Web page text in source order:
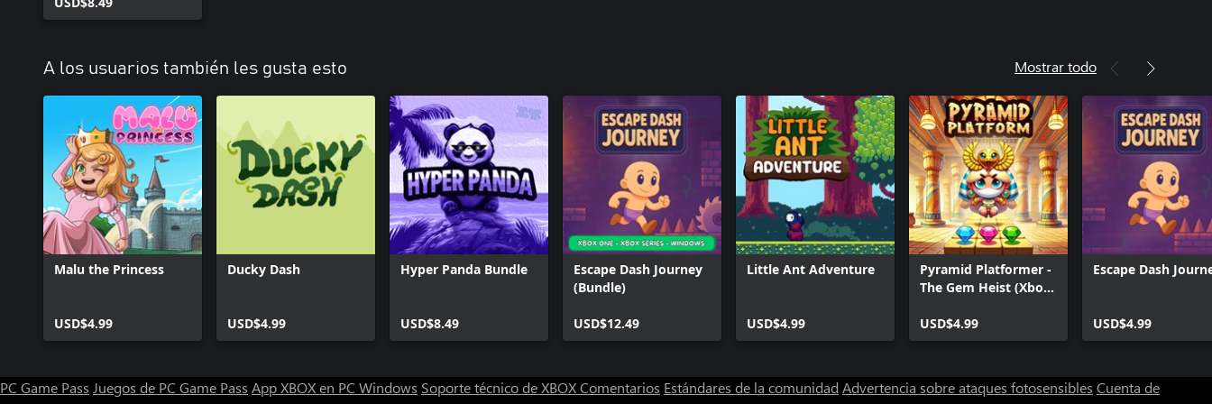
A los usuarios también les gusta esto Mostrar todo
Malu the Princess
USD$4.99
Ducky Dash
USD$4.99
Hyper Panda Bundle
USD$8.49
Escape Dash Journey
(Bundle)
USD$12.49
Little Ant Adventure
USD$4.99
Pyramid Platformer -
The Gem Heist (Xbox
USD$4.99
Escape Dash
USD$4.99
PC Game Pass Juegos de PC Game Pass App XBOX en PC Windows Soporte técnico de XBOXComentarios Estándares de la comunidad Advertencia sobre ataques fotosensibles Cuenta de